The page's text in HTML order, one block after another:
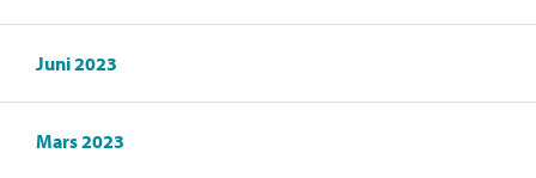
Juni 2023
Mars 2023